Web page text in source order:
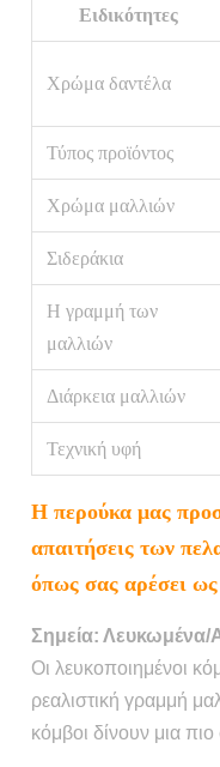
Ειδικότητες
Χρώμα δαντέλα
Τύπος προϊόντος
Χρώμα μαλλιών
Σιδεράκια
Η γραμμή των
μαλλιών
Διάρκεια μαλλιών
Τεχνική υφή
Η περούκα μας
απαιτήσεις των
όπως σας αρέσει ως
Σημεία:
Οι λευκοποιημένοι
ρεαλιστική γραμμή
κόμβοι δίνουν μια